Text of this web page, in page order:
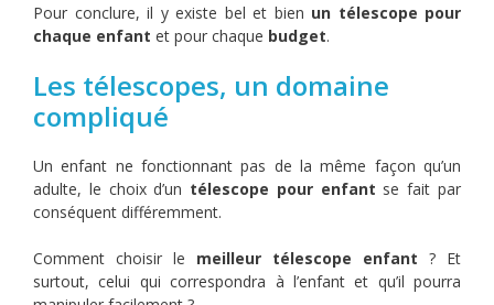
Pour conclure, il y existe bel et bien un télescope pour
chaque enfant et pour chaque budget.
Les télescopes, un domaine
compliqué
Un enfant ne fonctionnant pas de la même façon qu’un
adulte, le choix d’un télescope pour enfant se fait par
conséquent différemment.
Comment choisir le meilleur télescope enfant ? Et
surtout, celui qui correspondra à l’enfant et qu’il pourra